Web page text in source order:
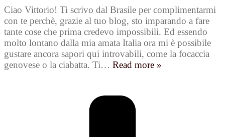
Ciao Vittorio! Ti scrivo dal Brasile per complimentarmi
con te perchè, grazie al tuo blog, sto imparando a fare
tante cose che prima credevo impossibili. Ed essendo
molto lontano dalla mia amata Italia ora mi è possibile
gustare ancora sapori qui introvabili, come la focaccia
genovese o la ciabatta. Ti… Read more »